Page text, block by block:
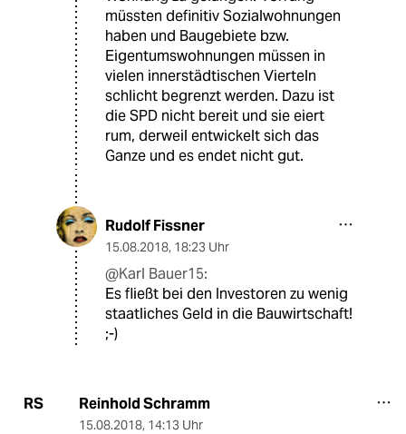
müssten definitiv Sozialwohnungen
haben und Baugebiete bzw.
Eigentumswohnungen müssen in
vielen innerstädtischen Vierteln
schlicht begrenzt werden. Dazu ist
die SPD nicht bereit und sie eiert
rum, derweil entwickelt sich das
Ganze und es endet nicht gut.
Rudolf Fissner
15.08.2018, 18:23 Uhr
@Karl Bauer15:
Es fließt bei den Investoren zu wenig
staatliches Geld in die Bauwirtschaft!
;-)
RS Reinhold Schramm
15.08.2018, 14:13 Uhr